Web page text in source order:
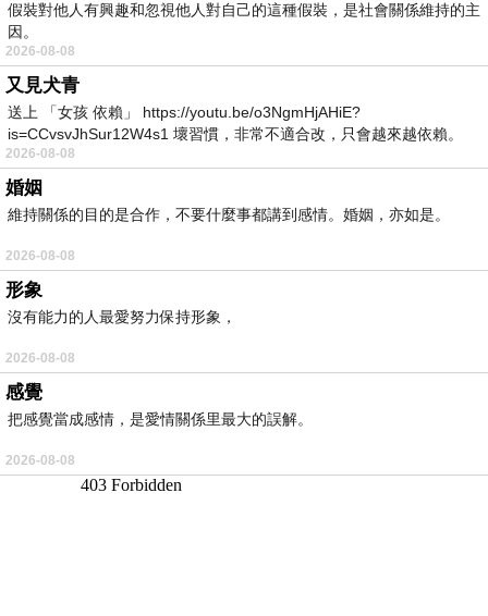
假裝對他人有興趣和忽視他人對自己的這種假裝，是社會關係維持的主
因。
2026-08-08
又見犬青
送上 「女孩 依賴」 https://youtu.be/o3NgmHjAHiE?
is=CCvsvJhSur12W4s1 壞習慣，非常不適合改，只會越來越依賴。
我害怕的
2026-08-08
婚姻
維持關係的目的是合作，不要什麼事都講到感情。婚姻，亦如是。
2026-08-08
形象
沒有能力的人最愛努力保持形象，
2026-08-08
感覺
把感覺當成感情，是愛情關係里最大的誤解。
2026-08-08